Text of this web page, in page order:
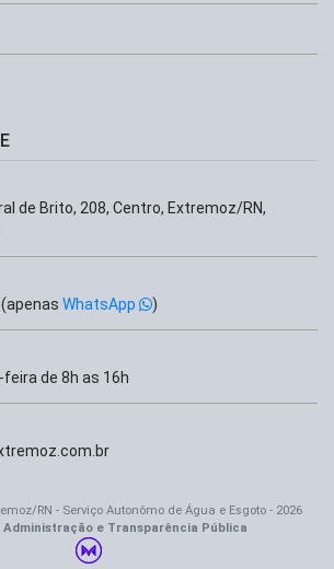
de Brito, 208, Centro, Extremoz/RN,
WhatsApp )
de 8h as 16h
RN - Serviço Autonômo de Água e Esgoto - 2026
e Transparência Pública